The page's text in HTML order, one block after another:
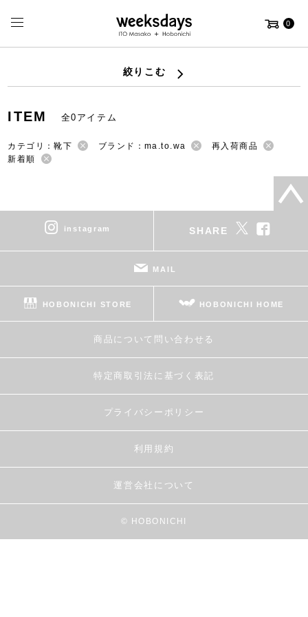
0
絞りこむ
ITEM 全0アイテム
カテゴリ：靴下 ブランド：ma.to.wa
再入荷商品
新着順
instagram SHARE
MAIL
HOBONICHI STORE HOBONICHI HOME
商品について問い合わせる
特定商取引法に基づく表記
プライバシーポリシー
利用規約
運営会社について
© HOBONICHI